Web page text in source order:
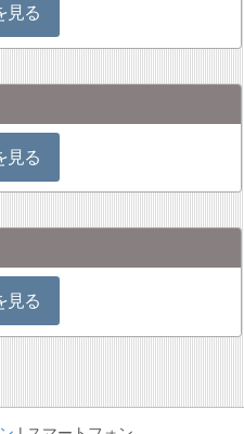
見る
見る
見る